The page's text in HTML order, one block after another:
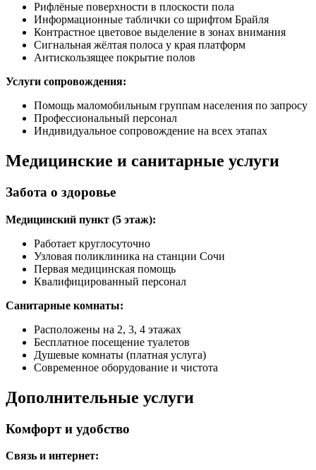
Рифлёные поверхности в плоскости пола
Информационные таблички со шрифтом Брайля
Контрастное цветовое выделение в зонах внимания
Сигнальная жёлтая полоса у края платформ
Антискользящее покрытие полов
Услуги сопровождения:
Помощь маломобильным группам населения по запросу
Профессиональный персонал
Индивидуальное сопровождение на всех этапах
Медицинские и санитарные услуги
Забота о здоровье
Медицинский пункт (5 этаж):
Работает круглосуточно
Узловая поликлиника на станции Сочи
Первая медицинская помощь
Квалифицированный персонал
Санитарные комнаты:
Расположены на 2, 3, 4 этажах
Бесплатное посещение туалетов
Душевые комнаты (платная услуга)
Современное оборудование и чистота
Дополнительные услуги
Комфорт и удобство
Связь и интернет: